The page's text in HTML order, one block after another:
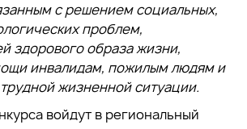
с решением социальных,
проблем,
здорового образа жизни,
инвалидам, пожилым людям и
жизненной ситуации.
войдут в региональный